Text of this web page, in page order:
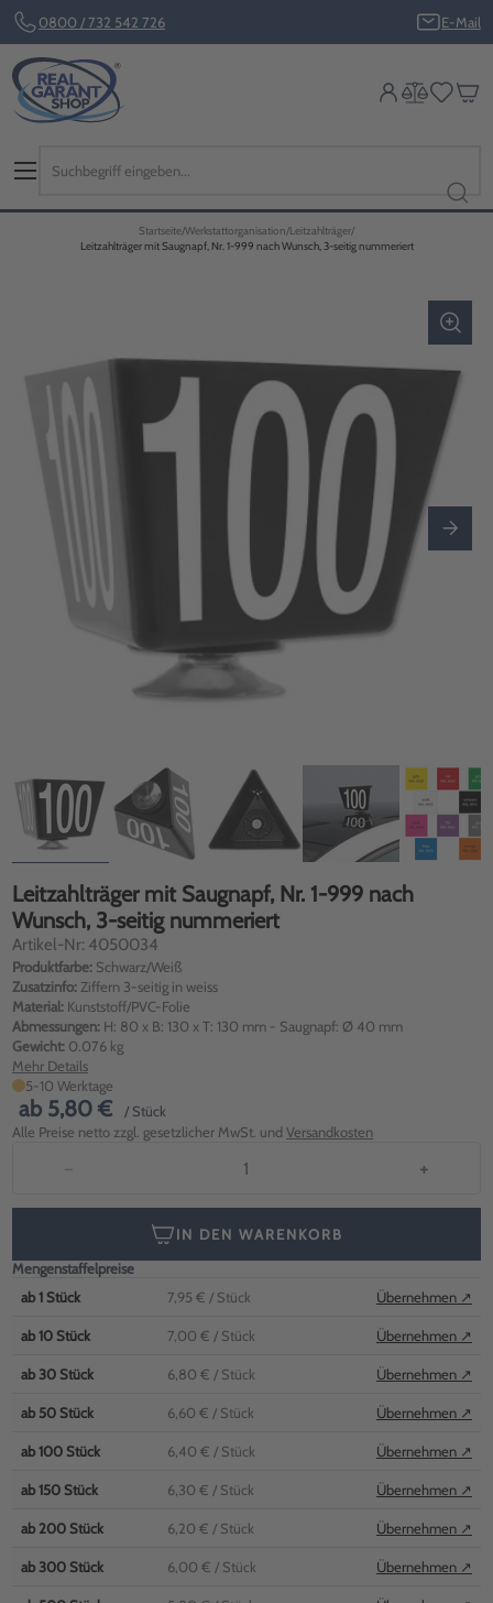
0800 / 732 542 726 E-Mail
Startseite Werkstattorganisation Leitzahlträger
Leitzahlträger mit Saugnapf, Nr. 1-999 nach Wunsch, 3-seitig nummeriert
Leitzahlträger mit Saugnapf, Nr. 1-999 nach
Wunsch, 3-seitig nummeriert
Artikel-Nr: 4050034
Produktfarbe: Schwarz/Weiß
Zusatzinfo: Ziffern 3-seitig in weiss
Material: Kunststoff/PVC-Folie
Abmessungen: H: 80 x B: 130 x T: 130 mm - Saugnapf: Ø 40 mm
Gewicht: 0.076 kg
Mehr Details
5-10 Werktage
ab 5,80 €
/ Stück
Alle Preise netto zzgl. gesetzlicher MwSt. und Versandkosten
− +
IN DEN WARENKORB
Mengenstaffelpreise
ab1 Stück 7,95 € / Stück Übernehmen ↗
ab10 Stück 7,00 € / Stück Übernehmen ↗
ab30 Stück 6,80 € / Stück Übernehmen ↗
ab 50 Stück 6,60 € / Stück Übernehmen ↗
ab100 Stück 6,40 € / Stück Übernehmen ↗
ab150 Stück 6,30 € / Stück Übernehmen ↗
ab 200 Stück 6,20 € / Stück Übernehmen ↗
ab300 Stück 6,00 € / Stück Übernehmen ↗